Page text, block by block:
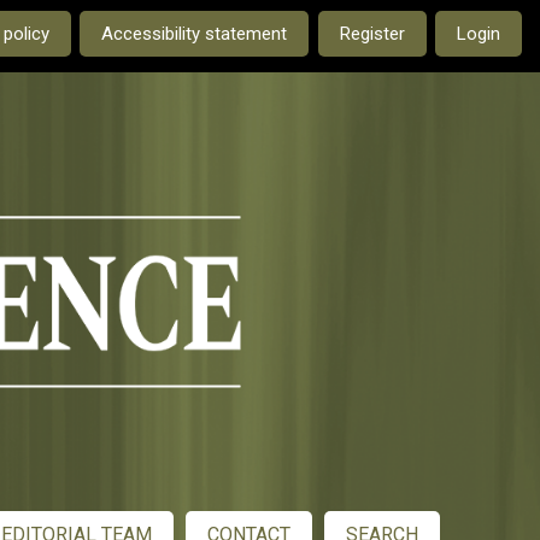
current language is:Accessibility statement Register Login
EDITORIAL TEAM CONTACT SEARCH